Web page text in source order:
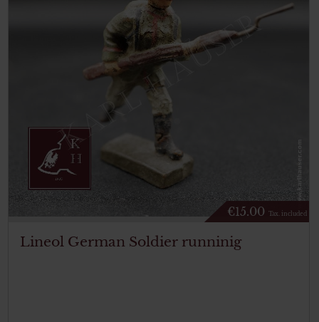
€15.00 Tax. included
Lineol German Soldier runninig